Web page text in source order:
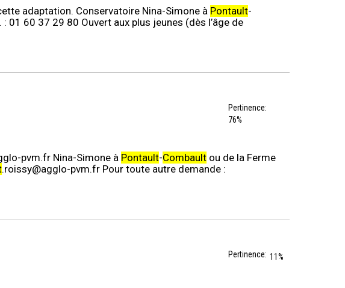
adaptation. Conservatoire Nina-Simone à Pontault-
01 60 37 29 80 Ouvert aux plus jeunes (dès l’âge de
Pertinence:
76%
pvm.fr Nina-Simone à Pontault-Combaultou de la Ferme
.roissy@agglo-pvm.fr Pour toute autre demande :
Pertinence: 11%